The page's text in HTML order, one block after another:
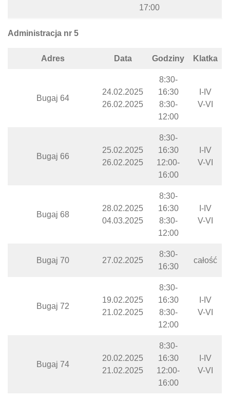
17:00
Administracja nr 5
Adres Data Godziny Klatka
Bugaj 64
24.02.2025
26.02.2025
8:30-
16:30
8:30-
12:00
I-IV
V-VI
Bugaj 66
25.02.2025
26.02.2025
8:30-
16:30
12:00-
16:00
I-IV
V-VI
Bugaj 68
28.02.2025
04.03.2025
8:30-
16:30
8:30-
12:00
I-IV
V-VI
Bugaj 70 27.02.2025
8:30-
16:30
całość
Bugaj 72
19.02.2025
21.02.2025
8:30-
16:30
8:30-
12:00
I-IV
V-VI
Bugaj 74
20.02.2025
21.02.2025
8:30-
16:30
12:00-
16:00
I-IV
V-VI